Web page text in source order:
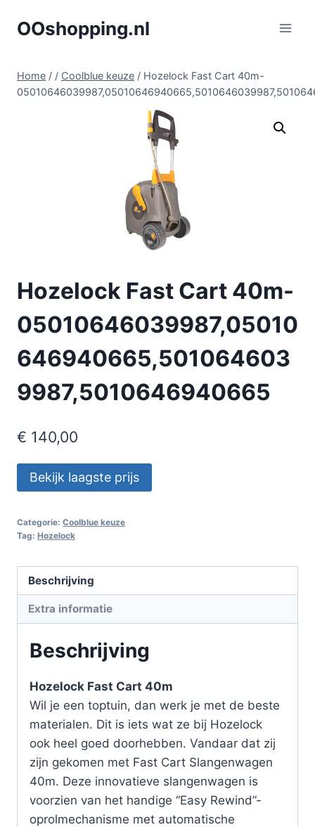
naarOOshopping.nl
Home / / Coolblue keuze / Hozelock Fast Cart 40m-
Hozelock Fast Cart 40m-
05010646039987,05010
646940665,501064603
9987,5010646940665
€ 140,00
Bekijk laagste prijs
Categorie: Coolblue keuze
Tag: Hozelock
Beschrijving
Extra informatie
Beschrijving
Hozelock Fast Cart 40m
Wil je een toptuin, dan werk je met de beste
materialen. Dit is iets wat ze bij Hozelock
ook heel goed doorhebben. Vandaar dat zij
zijn gekomen met Fast Cart Slangenwagen
40m. Deze innovatieve slangenwagen is
voorzien van het handige “Easy Rewind”-
oprolmechanisme met automatische